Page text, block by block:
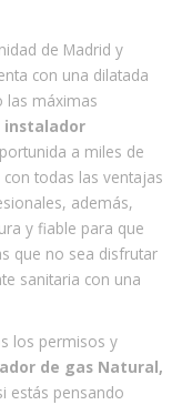
de Madrid y
con una dilatada
las máximas
instalador
a miles de
todas las ventajas
además,
y fiable para que
que no sea disfrutar
sanitaria con una
los permisos y
de gas Natural,
estás pensando